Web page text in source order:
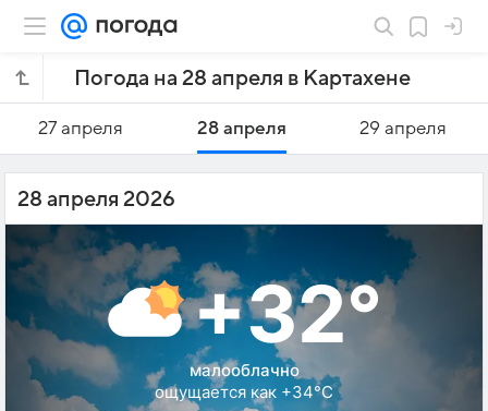
Погода на 28 апреля в Картахене
27 апреля 28 апреля 29 апреля
28 апреля 2026
+32°
малооблачно
ощущается как +34°C